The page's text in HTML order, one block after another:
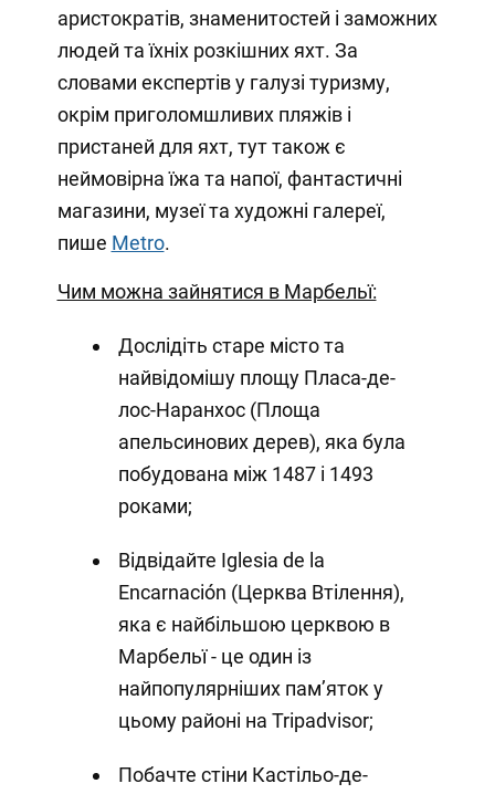
аристократів, знаменитостей і заможних
людей та їхніх розкішних яхт. За
словами експертів у галузі туризму,
окрім приголомшливих пляжів і
пристаней для яхт, тут також є
неймовірна їжа та напої, фантастичні
магазини, музеї та художні галереї,
пише Metro.
Чим можна зайнятися в Марбельї:
Дослідіть старе місто та
найвідомішу площу Пласа-де-
лос-Наранхос (Площа
апельсинових дерев), яка була
побудована між 1487 і 1493
роками;
Відвідайте Iglesia de la
Encarnación (Церква Втілення),
яка є найбільшою церквою в
Марбельї - це один із
найпопулярніших пам’яток у
цьому районі на Tripadvisor;
Побачте стіни Кастільо-де-